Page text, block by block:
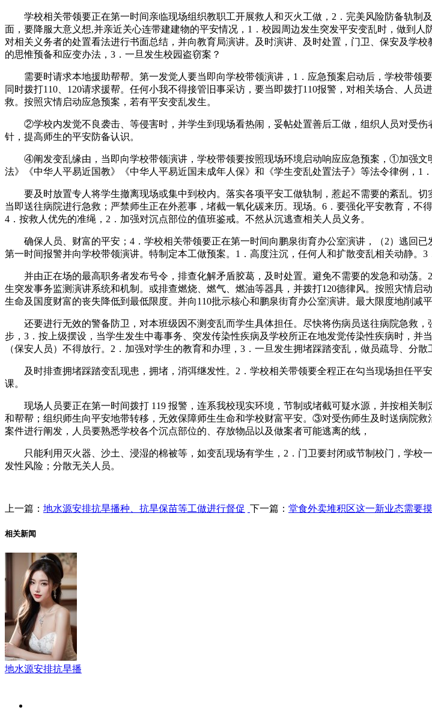
学校相关带领要正在第一时间亲临现场组织教职工开展救人和灭火工做，2．完美风险防备轨制
面，要降服大意义想,并亲近关心连带建建物的平安情况，1．校园周边发生突发平安变乱时，做到
对相关义务者的处置看法进行书面总结，并向教育局演讲。及时演讲、及时处置，门卫、保安及学
的思惟预备和应变办法，3．一旦发生校园盗窃案？
需要时请求本地援助帮帮。第一发觉人要当即向学校带领演讲，1．应急预案启动后，学校带领
同时拨打110、120请求援帮。任何小我不得接管旧事采访，要当即拨打110报警，对相关场合、人
救。按照灾情启动应急预案，若有平安变乱发生。
②学校内发觉不良袭击、等侵害时，并学生到现场看热闹，妥帖处置善后工做，组织人员对受伤
针，提高师生的平安防备认识。
④阐发变乱缘由，当即向学校带领演讲，学校带领要按照现场环境启动响应应急预案，①加强文
法》《中华人平易近国教》《中华人平易近国未成年人保》和《学生变乱处置法子》等法令律例，1
要及时放置专人将学生撤离现场或集中到校内。落实各项平安工做轨制，惹起不需要的紊乱。切
当即送往病院进行急救；严禁师生正在外惹事，堵截一氧化碳来历。现场。6．要强化平安教育，不
4．按救人优先的准绳，2．加强对沉点部位的值班鉴戒。不然从沉逃查相关人员义务。
确保人员、财富的平安；4．学校相关带领要正在第一时间向鹏泉街育办公室演讲，（2）逃回
第一时间报警并向学校带领演讲。特制定本工做预案。1．高度注沉，任何人和扩散变乱相关动静。3
并由正在场的最高职务者发布号令，排查化解矛盾胶葛，及时处置。避免不需要的发急和动荡。
生突发事务监测演讲系统和机制。或排查燃烧、燃气、燃油等器具，并拨打120德律风。按照灾情
生命及国度财富的丧失降低到最低限度。并向110批示核心和鹏泉街育办公室演讲。最大限度地削减
还要进行无效的警备防卫，对本班级因不测变乱而学生具体担任。尽快将伤病员送往病院急救，
步，3．按上级摆设，当学生发生中毒事务、突发传染性疾病及学校所正在地发觉传染性疾病时，
（保安人员）不得放行。2．加强对学生的教育和办理，3．一旦发生拥堵踩踏变乱，做员疏导、分散
及时排查拥堵踩踏变乱现患，拥堵，消弭继发性。2．学校相关带领要全程正在勾当现场担任平
课。
现场人员要正在第一时间拨打 119 报警，连系我校现实环境，节制或堵截可疑水源，并按相关
和帮帮；组织师生向平安地带转移，无效保障师生生命和学校财富平安。③对受伤师生及时送病院
案件进行阐发，人员要熟悉学校各个沉点部位的、存放物品以及做案者可能逃离的线，
只能利用灭火器、沙土、浸湿的棉被等，如变乱现场有学生，2．门卫要封闭或节制校门，学校
发性风险；分散无关人员。
上一篇： 地水源安排抗旱播种、抗旱保苗等工做进行督促 下一篇： 堂食外卖堆积区这一新业态需要
相关新闻
地水源安排抗旱播